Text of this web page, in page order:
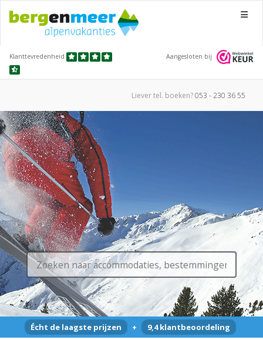
Menu
Klanttevredenheid Aangesloten bij
Liever tel. boeken?053 - 230 36 55
Écht de laagste prijzen + 9,4 klantbeoordeling